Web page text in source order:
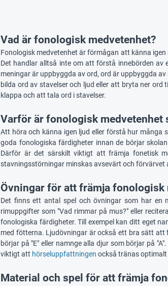
Vad är fonologisk medvetenhet?
Fonologisk medvetenhet är förmågan att känna
Det handlar alltså inte om att förstå innebörden
meningar är uppbyggda av ord, ord är uppbyggda
bilda ord av stavelser och ljud eller att bryta ner
klappa och att tala ord i stavelser.
Varför är fonologisk medvetenhet
Att höra och känna igen ljud eller förstå hur många
goda fonologiska färdigheter innan de börjar
Därför är det särskilt viktigt att främja fonetisk
stavningsstörningar minskas avsevärt och
Övningar för att främja fonologisk
Det finns ett antal spel och övningar som har en
rimuppgifter som "Vad rimmar på mus?" eller
fonologiska färdigheter. Till exempel kan ditt eget
med fötterna. Ljudövningar är också ett bra sätt att
börjar på "E" eller namnge alla djur som börjar på
viktigt att hörseluppfattningen också tränas optimalt
Material och spel för att främja